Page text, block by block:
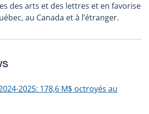
des arts et des lettres et en favorise
au Canada et à l’étranger.
2025: 178,6 M$ octroyés au